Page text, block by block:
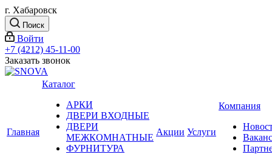
г. Хабаровск
Поиск
Войти
+7 (4212) 45-11-00
Заказать звонок
Главная
Каталог
АРКИ
ДВЕРИ ВХОДНЫЕ
ДВЕРИ
МЕЖКОМНАТНЫЕ
ФУРНИТУРА
Акции Услуги
Компания